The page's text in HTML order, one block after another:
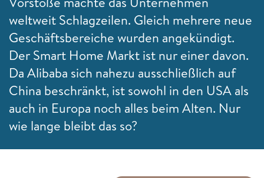
weltweit Schlagzeilen. Gleich mehrere neue
Geschäftsbereiche wurden angekündigt.
Der Smart Home Markt ist nur einer davon.
Da Alibaba sich nahezu ausschließlich auf
China beschränkt, ist sowohl in den USA als
auch in Europa noch alles beim Alten. Nur
wie lange bleibt das so?